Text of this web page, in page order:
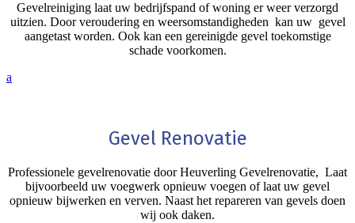
Gevelreiniging laat uw bedrijfspand of woning er weer verzorgd
uitzien. Door veroudering en weersomstandigheden kan uw gevel
aangetast worden. Ook kan een gereinigde gevel toekomstige
schade voorkomen.
a
Gevel Renovatie
Professionele gevelrenovatie door Heuverling Gevelrenovatie, Laat
bijvoorbeeld uw voegwerk opnieuw voegen of laat uw gevel
opnieuw bijwerken en verven. Naast het repareren van gevels doen
wij ook daken.